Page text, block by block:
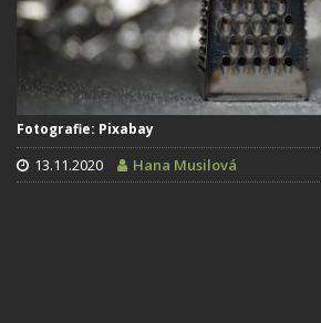
Fotografie: Pixabay
13.11.2020 Hana Musilová